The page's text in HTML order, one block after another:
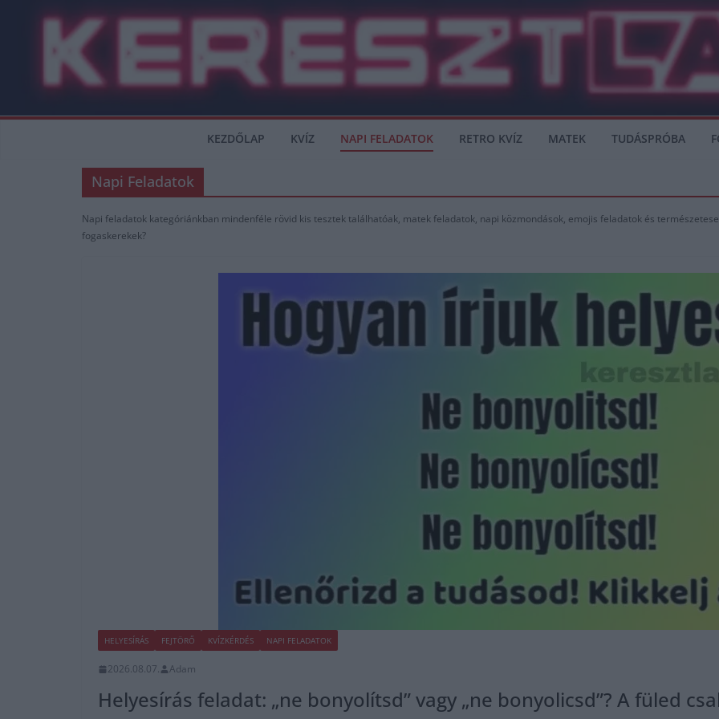
KEZDŐLAP KVÍZ NAPI FELADATOK RETRO KVÍZ MATEK TUDÁSPRÓBA
Napi Feladatok
Napi feladatok kategóriánkban mindenféle rövid kis tesztek találhatóak, matek feladatok, napi közmondások, emojis feladatok és
fogaskerekek?
HELYESÍRÁS FEJTÖRŐ KVÍZKÉRDÉS NAPI FELADATOK
2026.08.07. Adam
Helyesírás feladat: „ne bonyolítsd” vagy „ne bonyolicsd”? A füled